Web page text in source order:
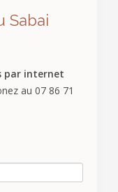
Sabai
par internet
au 07 86 71